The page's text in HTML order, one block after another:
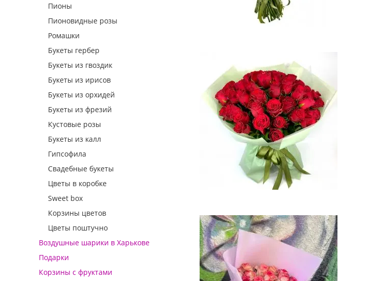
Пионы
Пионовидные розы
Ромашки
Букеты гербер
Букеты из гвоздик
Букеты из ирисов
Букеты из орхидей
Букеты из фрезий
Кустовые розы
Букеты из калл
Гипсофила
Свадебные букеты
Цветы в коробке
Sweet box
Корзины цветов
Цветы поштучно
Воздушные шарики в Харькове
Подарки
Корзины с фруктами